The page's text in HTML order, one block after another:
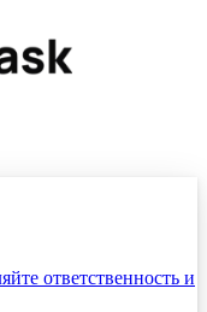
ответственность и